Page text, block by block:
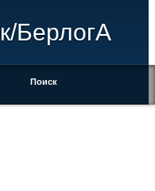
БерлогА
Поиск